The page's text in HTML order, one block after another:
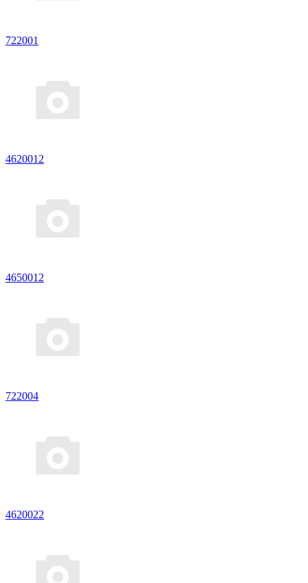
722001
4620012
4650012
722004
4620022